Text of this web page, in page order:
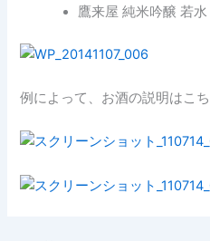
鷹来屋 純米吟醸 若
例によって、お酒の説明はこち